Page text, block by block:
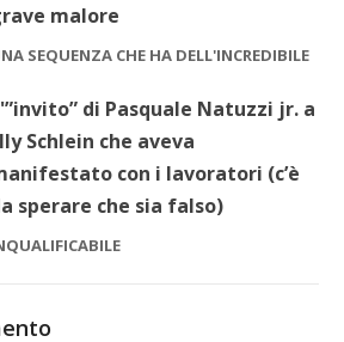
malore
SEQUENZA CHE HA DELL'INCREDIBILE
di Pasquale Natuzzi jr. a
Schlein che aveva
con i lavoratori (c’è
sperare che sia falso)